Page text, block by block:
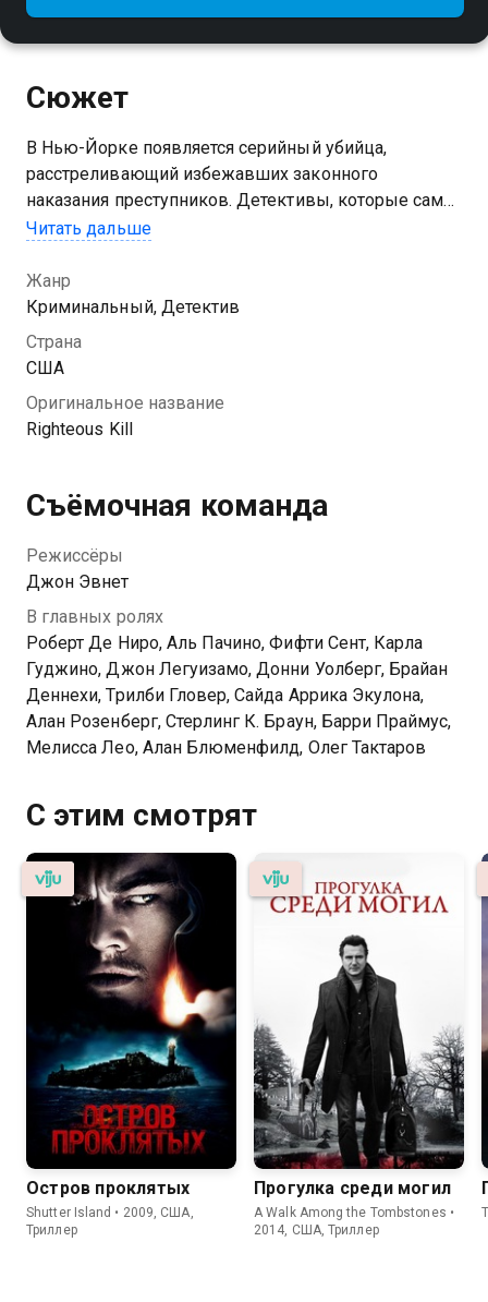
Сюжет
В Нью-Йорке появляется серийный убийца,
расстреливающий избежавших законного
наказания преступников. Детективы, которые сами
годами мирятся с тем, что детоубийц и насильников
убийца – потерявший веру в закон полицейский.
Читать дальше
Жанр
Криминальный, Детектив
Страна
США
Оригинальное название
Righteous Kill
Съёмочная команда
Режиссёры
Джон Эвнет
В главных ролях
Роберт Де Ниро, Аль Пачино, Фифти Сент, Карла
Гуджино, Джон Легуизамо, Донни Уолберг, Брайан
Деннехи, Трилби Гловер, Сайда Аррика Экулона,
Алан Розенберг, Стерлинг К. Браун, Барри Праймус,
Мелисса Лео, Алан Блюменфилд, Олег Тактаров
С этим смотрят
Остров проклятых
Shutter Island • 2009, США,
Триллер
Прогулка среди могил
A Walk Among the Tombstones •
2014, США, Триллер